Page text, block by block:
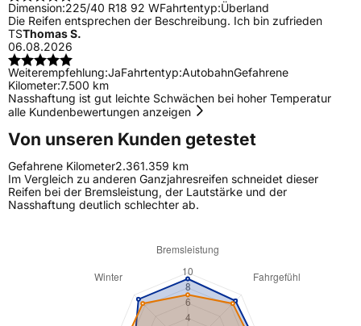
Dimension:225/40 R18 92 WFahrtentyp:Überland
Die Reifen entsprechen der Beschreibung. Ich bin zufrieden
TSThomas S.
06.08.2026
Weiterempfehlung:JaFahrtentyp:AutobahnGefahrene
Kilometer:7.500 km
Nasshaftung ist gut leichte Schwächen bei hoher Temperatur
alle Kundenbewertungen anzeigen
Von unseren Kunden getestet
Gefahrene Kilometer2.361.359 km
Im Vergleich zu anderen Ganzjahresreifen schneidet dieser
Reifen bei der Bremsleistung, der Lautstärke und der
Nasshaftung deutlich schlechter ab.